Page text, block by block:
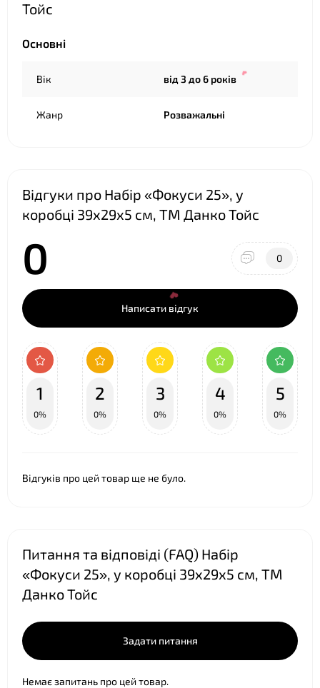
Тойс
Основні
Вік від 3 до 6 років
Жанр Розважальні
Відгуки про Набір «Фокуси 25», у
коробці 39х29х5 см, ТМ Данко Тойс
0 0
Написати відгук
1
0%
2
0%
3
0%
4
0%
5
0%
Відгуків про цей товар ще не було.
Питання та відповіді (FAQ) Набір
«Фокуси 25», у коробці 39х29х5 см, ТМ
Данко Тойс
Задати питання
Немає запитань про цей товар.
❤
❤